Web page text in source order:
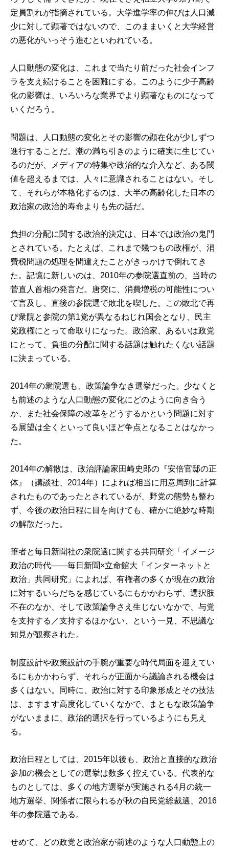
定員割れが指摘されている。大学進学率の伸びは人口減
少に対して顕著ではないので、このままいくと大学経営
の悪化がいっそう進むといわれている。
人口動態の変化は、これまで当たり前だった社会インフ
ラを支え続けることを困難にする。このように少子高齢
化の影響は、いろいろな業界でより顕著なものになって
いくだろう。
問題は、人口動態の変化とその影響の顕在化が少しずつ
進行することだ。潮の満ち引きのように確実に生じてい
るのだが、メディアの特集や政治的な介入など、ある閾
値を超えるまでは、人々に意識されることはない。そし
て、それらが本格化するのは、大半の高齢化した日本の
政治家の政治的寿命よりも先の話だ。
負担の分配に関する政治的決定は、日本では政治の鬼門
とされている。たとえば、これまで幾つもの政権が、消
費税問題の処理を間違えたことがきっかけで倒れてき
た。記憶に新しいのは、2010年の参院選直前の、当時の
菅直人首相の発言だ。唐突に、消費増税の可能性につい
て言及し、直後の参院選で敗北を喫した。この敗北で再
び衆院と参院の第1党が異なるねじれ国会となり、民主
党政権にとって命取りになった。政治家、あるいは政党
にとって、負担の分配に関する話題は触れたくない話題
に決まっている。
2014年の衆院選も、政策論争なき選挙だった。少なくと
も前述のような人口動態の変化にどのように向き合う
か、また社会保障の改革をどうするかという問題に対す
る展望は全くといって良いほど争点となることはなかっ
た。
2014年の解散は、政治評論家田崎史郎の『安倍官邸の正
体』（講談社、2014年）によれば相当に用意周到に計算
されたものであったとされているが、野党の態勢も整わ
ず、今後の政治日程に目を向けても、確かに絶妙な時期
の解散だった。
筆者と毎日新聞社の衆院選に関する共同研究「イメージ
政治の時代――毎日新聞×立命館大「 インターネットと
政治 」共同研究」によれば、有権者の多くが現在の政治
に対するいらだちを感じているにもかかわらず、選択肢
不在のなか、そして政策論争さえ生じないなかで、与党
を支持する／支持するほかない、という一見、不思議な
知見が観察された。
制度設計や政策設計の手腕が重要な時代局面を迎えてい
るにもかかわらず、それらが正面から議論される機会は
多くはない。同時に、政治に対する印象形成とその技法
は、ますます高度化していくなかで、まともな政策論争
がないままに、政治的選択を行っているようにも見え
る。
政治日程としては、2015年以後も、政治と直接的な政治
参加の機会としての選挙は数多く控えている。代表的な
ものとしては、多くの地方選挙が実施される4月の統一
地方選挙、関係者に限られるが秋の自民党総裁選、2016
年の参院選である。
せめて、どの政党と政治家が前述のような人口動態上の